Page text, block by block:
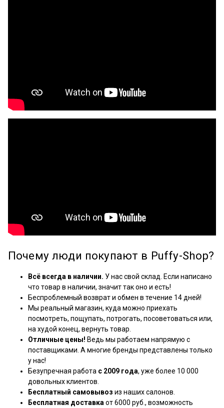
Почему люди покупают в Puffy-Shop?
Всё всегда в наличии. У нас свой склад. Если написано
что товар в наличии, значит так оно и есть!
Беспроблемный возврат и обмен в течение 14 дней!
Мы реальный магазин, куда можно приехать
посмотреть, пощупать, потрогать, посоветоваться или,
на худой конец, вернуть товар.
Отличные цены! Ведь мы работаем напрямую с
поставщиками. А многие бренды представлены только
у нас!
Безупречная работа с 2009 года, уже более 10 000
довольных клиентов.
Бесплатный самовывоз из наших салонов.
Бесплатная доставка от 6000 руб., возможность